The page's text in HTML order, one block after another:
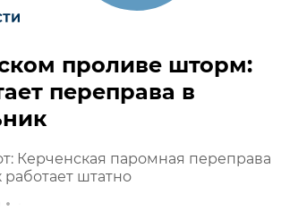
проливе шторм:
переправа в
Керченская паромная переправа
штатно